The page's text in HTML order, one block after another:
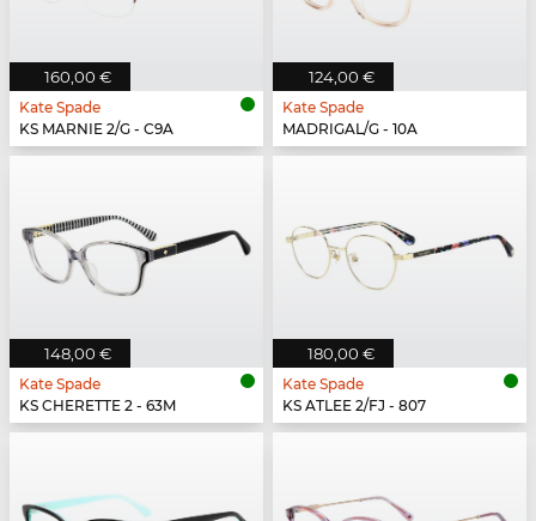
160,00 €
Kate Spade
KS MARNIE 2/G - C9A
124,00 €
Kate Spade
MADRIGAL/G - 10A
148,00 €
Kate Spade
KS CHERETTE 2 - 63M
180,00 €
Kate Spade
KS ATLEE 2/FJ - 807